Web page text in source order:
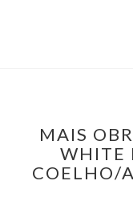
MAIS
WHITE
COELHO/